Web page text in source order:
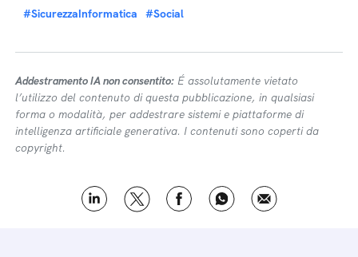
#SicurezzaInformatica
#Social
Addestramento IA non consentito: É assolutamente vietato
l’utilizzo del contenuto di questa pubblicazione, in qualsiasi
forma o modalità, per addestrare sistemi e piattaforme di
intelligenza artificiale generativa. I contenuti sono coperti da
copyright.